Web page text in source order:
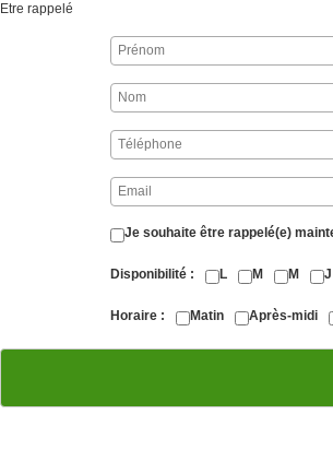
Etre rappelé
Je souhaite être rappelé(e)
Disponibilité L M M J
Horaire Matin Après-midi